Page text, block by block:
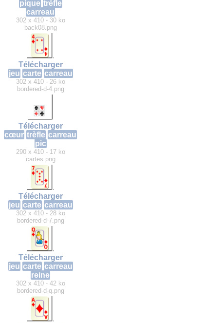
pique trèfle
carreau
302 x 410 - 30 ko
back08.png
Télécharger
jeu carte carreau
302 x 410 - 26 ko
bordered-d-4.png
Télécharger
cœur trèfle carreau
pic
290 x 410 - 17 ko
cartes.png
Télécharger
jeu carte carreau
302 x 410 - 28 ko
bordered-d-7.png
Télécharger
jeu carte carreau
reine
302 x 410 - 42 ko
bordered-d-q.png